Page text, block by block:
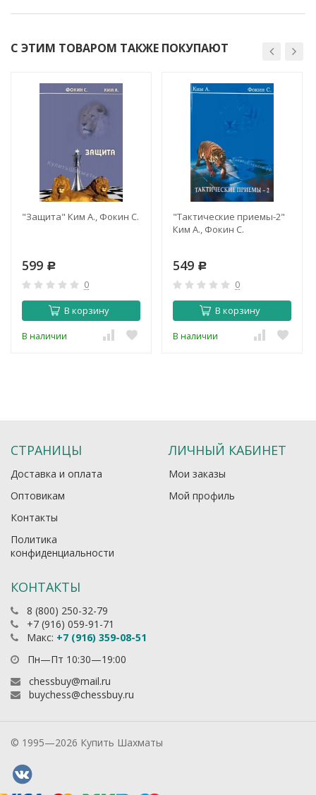
С ЭТИМ ТОВАРОМ ТАКЖЕ ПОКУПАЮТ
"Защита" Ким А., Фокин С.
599 Р
0
В корзину
В наличии
"Тактические приемы-2"
Ким А., Фокин С.
549 Р
0
В корзину
В наличии
СТРАНИЦЫ
Доставка и оплата
Оптовикам
Контакты
Политика
конфиденциальности
ЛИЧНЫЙ КАБИНЕТ
Мои заказы
Мой профиль
КОНТАКТЫ
8 (800) 250-32-79
+7 (916) 059-91-71
Макс: +7 (916) 359-08-51
Пн—Пт 10:30—19:00
chessbuy@mail.ru
buychess@chessbuy.ru
© 1995—2026 Купить Шахматы